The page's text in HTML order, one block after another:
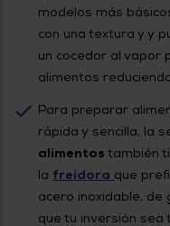
modelos más
con una textura y y
un cocedor al vapor
alimentos
Para preparar
rápida y sencilla, la
alimentos también
la freidora que
acero inoxidable, de
que tu inversión